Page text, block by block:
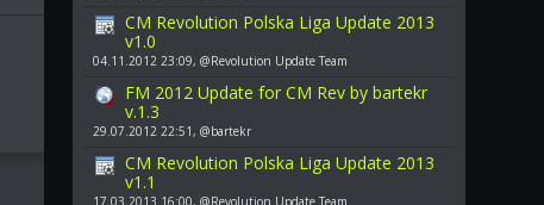
CM Revolution Polska Liga Update 2013
v1.0
04.11.2012 23:09, @Revolution Update Team
FM 2012 Update for CM Rev by bartekr
v.1.3
29.07.2012 22:51, @bartekr
CM Revolution Polska Liga Update 2013
v1.1
17.03.2013 16:00, @Revolution Update Team